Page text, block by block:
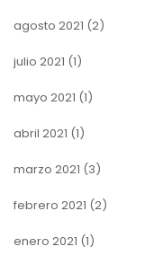
agosto 2021 (2)
julio 2021 (1)
mayo 2021 (1)
abril 2021 (1)
marzo 2021 (3)
febrero 2021 (2)
enero 2021 (1)